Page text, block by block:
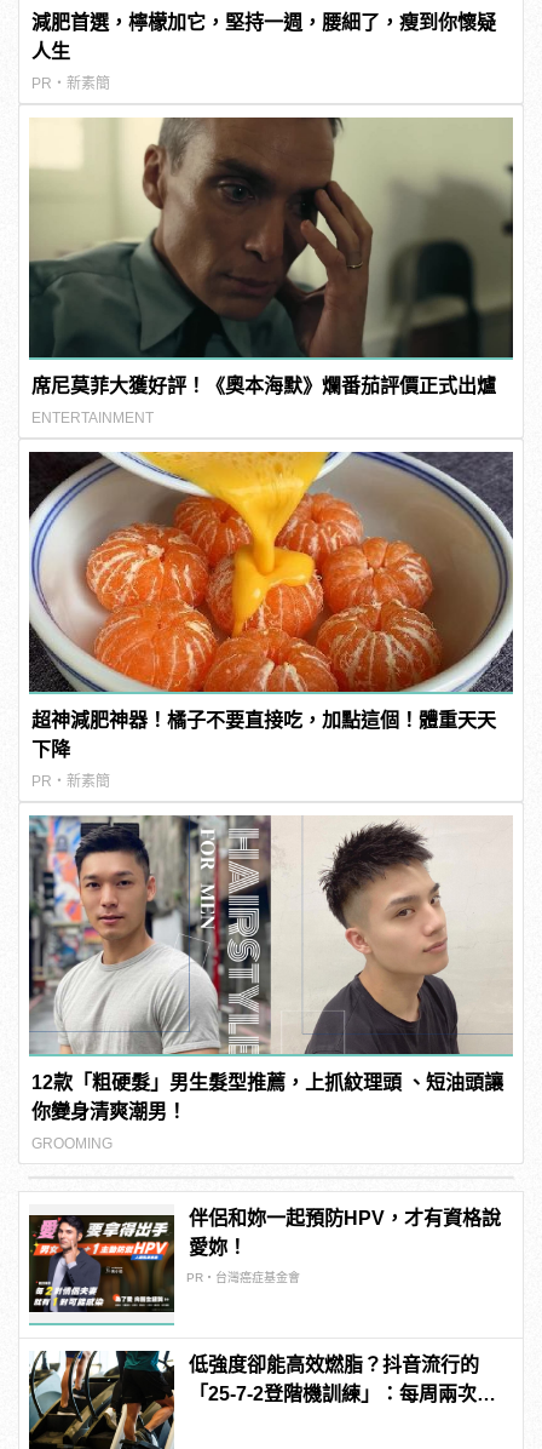
減肥首選，檸檬加它，堅持一週，腰細了，瘦到你懷疑
人生
PR・新素簡
席尼莫菲大獲好評！《奧本海默》爛番茄評價正式出爐
ENTERTAINMENT
超神減肥神器！橘子不要直接吃，加點這個！體重天天
下降
PR・新素簡
12款「粗硬髮」男生髮型推薦，上抓紋理頭 、短油頭讓
你變身清爽潮男！
GROOMING
伴侶和妳一起預防HPV，才有資格說
愛妳！
PR・台灣癌症基金會
低強度卻能高效燃脂？抖音流行的
「25-7-2登階機訓練」：每周兩次即